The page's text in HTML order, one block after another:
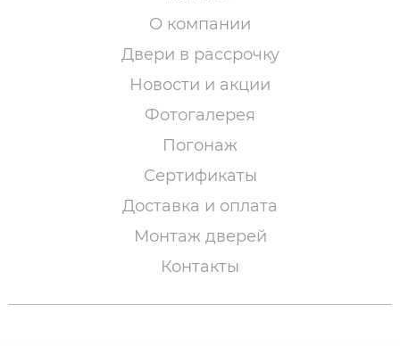
О компании
Двери в рассрочку
Новости и акции
Фотогалерея
Погонаж
Сертификаты
Доставка и оплата
Монтаж дверей
Контакты